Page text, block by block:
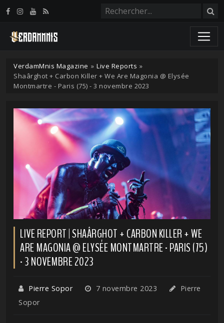
VerdamMnis Magazine » Live Reports »
Shaârghot + Carbon Killer + We Are Magonia @ Elysée
Montmartre - Paris (75) - 3 novembre 2023
LIVE REPORT | SHAÂRGHOT + CARBON KILLER + WE
ARE MAGONIA @ ELYSÉE MONTMARTRE - PARIS (75)
- 3 NOVEMBRE 2023
Pierre Sopor 7 novembre 2023
Pierre
Sopor
Panneau de gestion des cookies